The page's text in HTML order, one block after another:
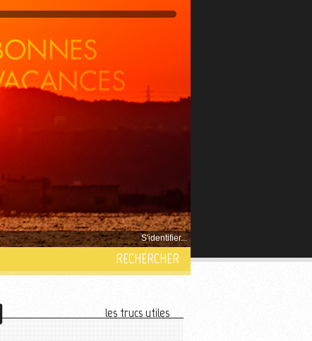
S'identifier...
RECHERCHER
les trucs utiles